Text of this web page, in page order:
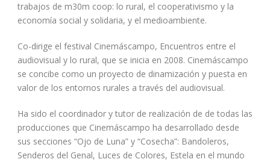
trabajos de m30m coop: lo rural, el cooperativismo y la
economía social y solidaria, y el medioambiente.
Co-dirige el festival Cinemáscampo, Encuentros entre el
audiovisual y lo rural, que se inicia en 2008. Cinemáscampo
se concibe como un proyecto de dinamización y puesta en
valor de los entornos rurales a través del audiovisual.
Ha sido el coordinador y tutor de realización de de todas las
producciones que Cinemáscampo ha desarrollado desde
sus secciones “Ojo de Luna” y “Cosecha”: Bandoleros,
Senderos del Genal, Luces de Colores, Estela en el mundo